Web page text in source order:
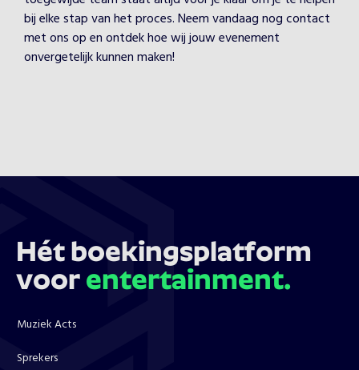
bij elke stap van het proces. Neem vandaag nog contact
met ons op en ontdek hoe wij jouw evenement
onvergetelijk kunnen maken!
Hét boekingsplatform
voor entertainment.
Muziek Acts
Sprekers